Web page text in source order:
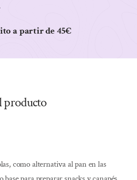
a partir de 45€
producto
como alternativa al pan en las